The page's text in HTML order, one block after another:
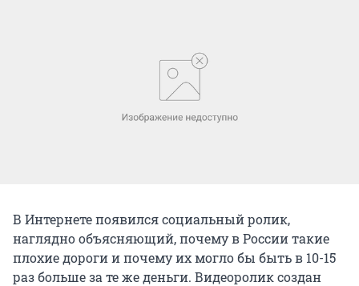
В Интернете появился социальный ролик,
наглядно объясняющий, почему в России такие
плохие дороги и почему их могло бы быть в 10-15
раз больше за те же деньги. Видеоролик создан